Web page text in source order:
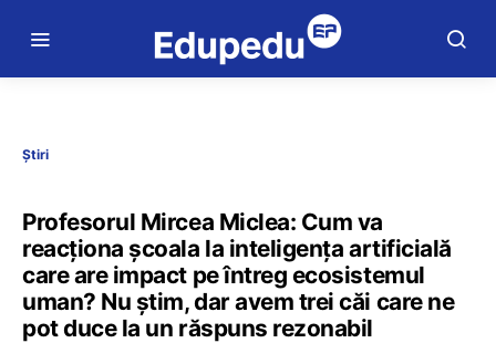
Știri
Profesorul Mircea Miclea: Cum va
reacționa școala la inteligența artificială
care are impact pe întreg ecosistemul
uman? Nu știm, dar avem trei căi care ne
pot duce la un răspuns rezonabil